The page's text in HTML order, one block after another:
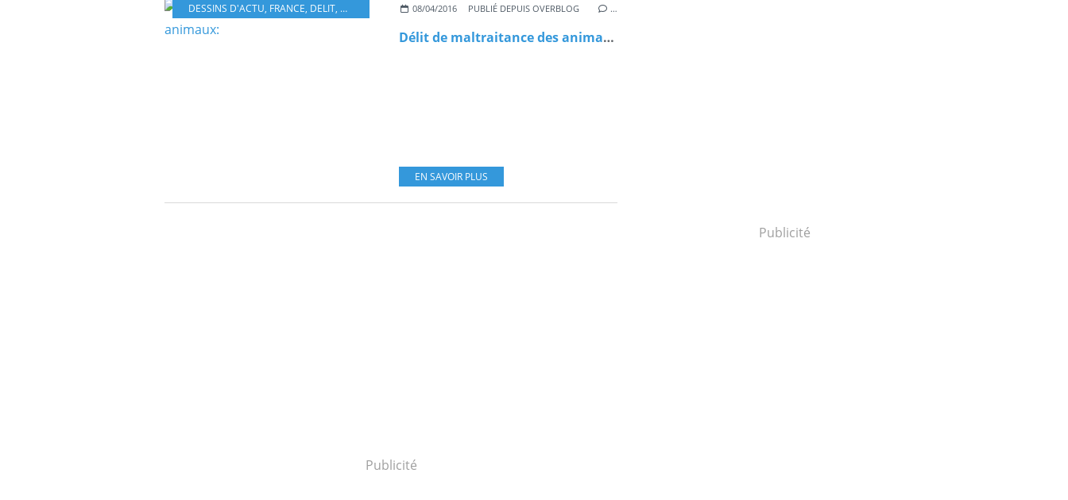
DESSINS D'ACTU, FRANCE, DELIT, MALTRAITANCE ,ANIMAUX JUSTICE ,LOI,POLITIQUE,CONSOMMATION
08/04/2016 PUBLIÉ DEPUIS OVERBLOG …
Délit de maltraitance des animaux:
EN SAVOIR PLUS
Publicité
Publicité